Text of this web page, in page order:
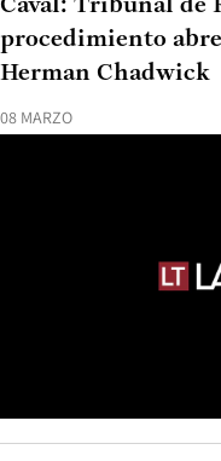
08 MARZO
Caval: Tribunal de
procedimiento
Herman Chadwick